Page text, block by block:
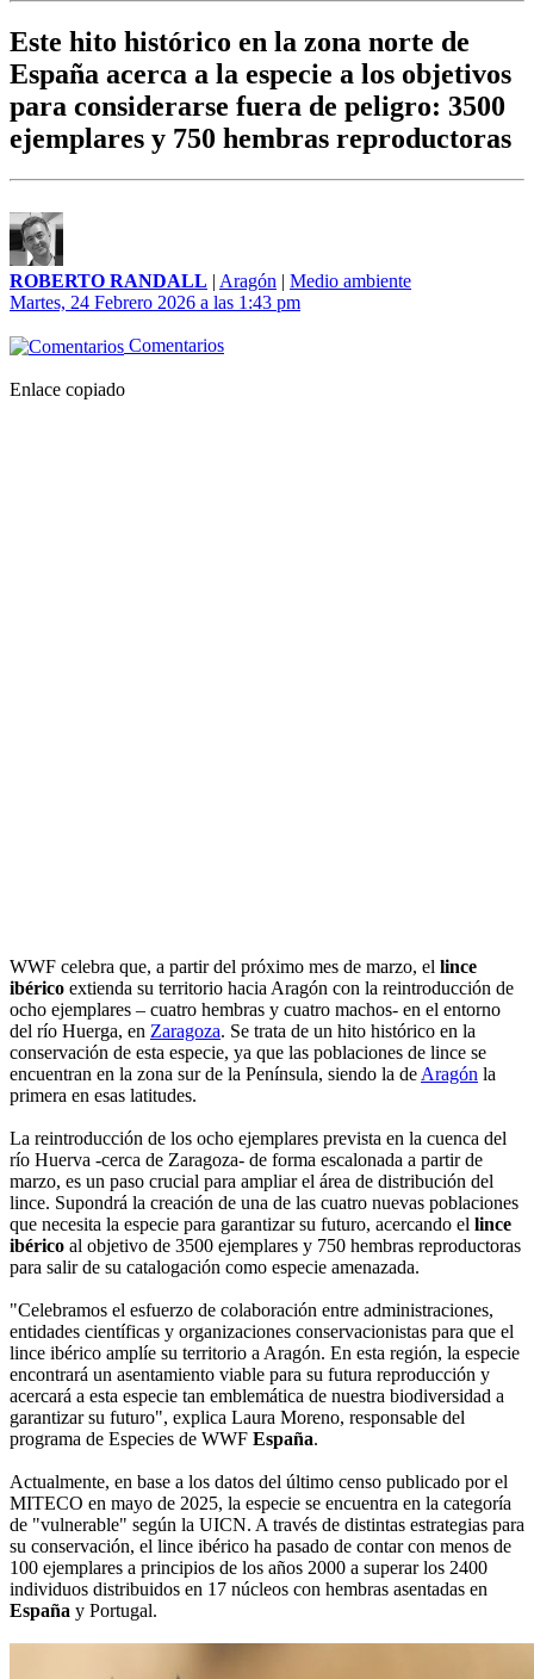
Este hito histórico en la zona norte de
España acerca a la especie a los objetivos
para considerarse fuera de peligro: 3500
ejemplares y 750 hembras reproductoras
ROBERTO RANDALL | Aragón | Medio ambiente
Martes, 24 Febrero 2026 a las 1:43 pm
Comentarios
Enlace copiado
WWF celebra que, a partir del próximo mes de marzo, el lince
ibérico extienda su territorio hacia Aragón con la reintroducción de
ocho ejemplares – cuatro hembras y cuatro machos- en el entorno
del río Huerga, en Zaragoza. Se trata de un hito histórico en la
conservación de esta especie, ya que las poblaciones de lince se
encuentran en la zona sur de la Península, siendo la de Aragón la
primera en esas latitudes.
La reintroducción de los ocho ejemplares prevista en la cuenca del
río Huerva -cerca de Zaragoza- de forma escalonada a partir de
marzo, es un paso crucial para ampliar el área de distribución del
lince. Supondrá la creación de una de las cuatro nuevas poblaciones
que necesita la especie para garantizar su futuro, acercando el lince
ibérico al objetivo de 3500 ejemplares y 750 hembras reproductoras
para salir de su catalogación como especie amenazada.
"Celebramos el esfuerzo de colaboración entre administraciones,
entidades científicas y organizaciones conservacionistas para que el
lince ibérico amplíe su territorio a Aragón. En esta región, la especie
encontrará un asentamiento viable para su futura reproducción y
acercará a esta especie tan emblemática de nuestra biodiversidad a
garantizar su futuro", explica Laura Moreno, responsable del
programa de Especies de WWF España.
Actualmente, en base a los datos del último censo publicado por el
MITECO en mayo de 2025, la especie se encuentra en la categoría
de "vulnerable" según la UICN. A través de distintas estrategias para
su conservación, el lince ibérico ha pasado de contar con menos de
100 ejemplares a principios de los años 2000 a superar los 2400
individuos distribuidos en 17 núcleos con hembras asentadas en
España y Portugal.